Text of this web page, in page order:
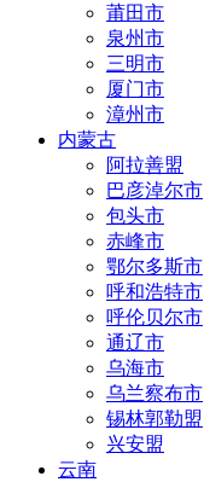
莆田市
泉州市
三明市
厦门市
漳州市
内蒙古
阿拉善盟
巴彦淖尔市
包头市
赤峰市
鄂尔多斯市
呼和浩特市
呼伦贝尔市
通辽市
乌海市
乌兰察布市
锡林郭勒盟
兴安盟
云南